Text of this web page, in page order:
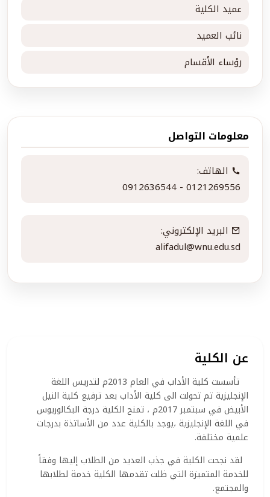
عميد الكلية
نائب العميد
رؤساء الأقسام
معلومات التواصل
الهاتف:
0912636544 - 0121269556
البريد الإلكتروني:
alifadul@wnu.edu.sd
عن الكلية
تأسست كلية الأداب في العام 2013م لتدريس اللغة
الإنجليزية تم تحولت الى كلية الأداب بعد ترفيع كلية النيل
الأبيض في سبتمبر 2017م ، تمنح الكلية درجة البكالوريوس
في اللغة الإنجليزية ،يوجد بالكلية عدد من الأساتذة بدرجات
علمية مختلفة.
لقد نجحت الكلية في جذب العديد من الطلاب إليها وفقاً
للخدمة المتميزة التي ظلت تقدمها الكلية خدمة لطلابها
والمجتمع.